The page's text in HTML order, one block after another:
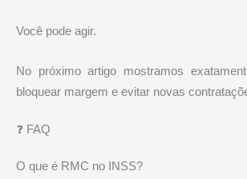
Você pode agir.
No próximo artigo mostramos
bloquear margem e evitar novas
❓ FAQ
O que é RMC no INSS?